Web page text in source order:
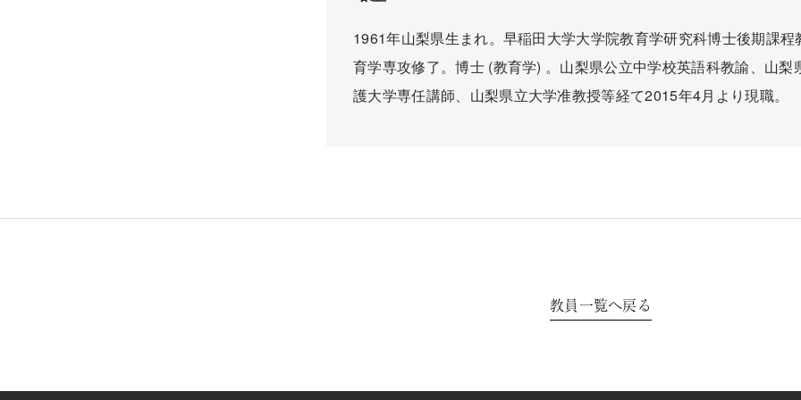
1961年山梨県生まれ。早稲田大学大学院教育学研究科博士後期課程
育学専攻修了。博士 (教育学) 。山梨県公立中学校英語科教諭、山梨
護大学専任講師、山梨県立大学准教授等経て2015年4月より現職。
教員一覧へ戻る